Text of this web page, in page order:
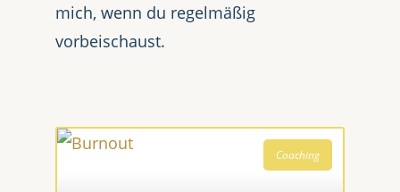
mich, wenn du regelmäßig
vorbeischaust.
Coaching